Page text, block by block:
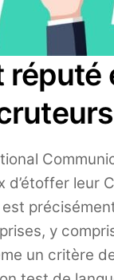
leur
y
un critère